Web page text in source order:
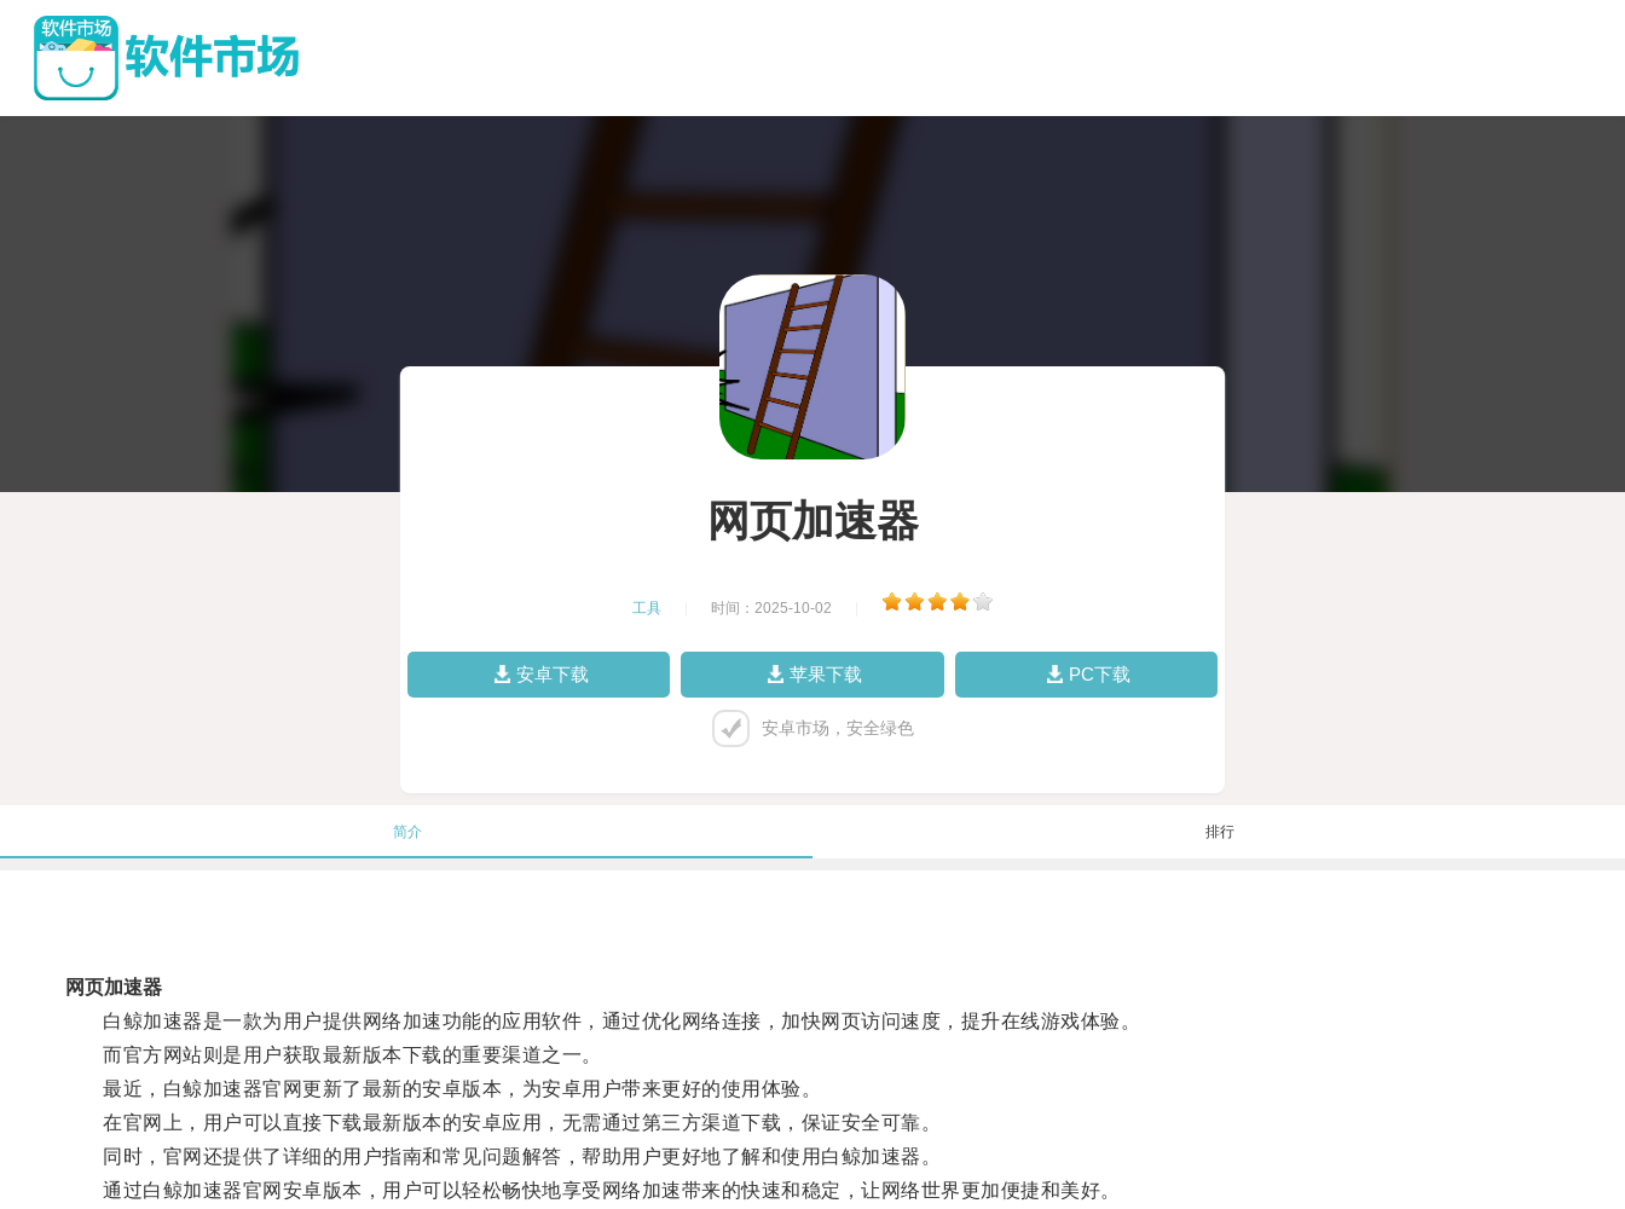
网页加速器
工具 时间：2025-10-02
安卓下载 苹果下载 PC下载
安卓市场，安全绿色
简介 排行
网页加速器
白鲸加速器是一款为用户提供网络加速功能的应用软件，通过优化网络连接，加快网页访问速度，提升在线游戏体验。
而官方网站则是用户获取最新版本下载的重要渠道之一。
最近，白鲸加速器官网更新了最新的安卓版本，为安卓用户带来更好的使用体验。
在官网上，用户可以直接下载最新版本的安卓应用，无需通过第三方渠道下载，保证安全可靠。
同时，官网还提供了详细的用户指南和常见问题解答，帮助用户更好地了解和使用白鲸加速器。
通过白鲸加速器官网安卓版本，用户可以轻松畅快地享受网络加速带来的快速和稳定，让网络世界更加便捷和美好。